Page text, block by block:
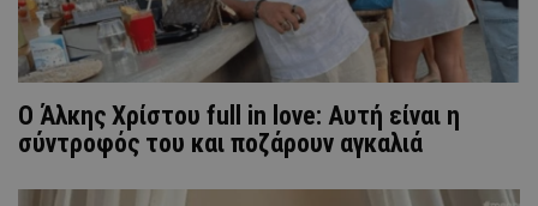
Ο Άλκης Χρίστου full in love: Αυτή είναι η
σύντροφός του και ποζάρουν αγκαλιά